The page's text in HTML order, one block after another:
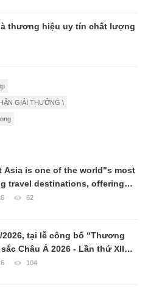
thương hiệu uy tín chất lượng
GIẢI THƯỞNG \
Asia is one of the world"s most
travel destinations, offering
landscapes, rich cultural
62
2026, tại lễ công bố “Thương
Châu Á 2026 - Lần thứ XII”,
CHUYỂN QUỐC TẾ PHAN
104